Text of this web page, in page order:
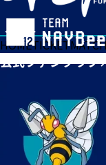
HOMETICKETMATCH